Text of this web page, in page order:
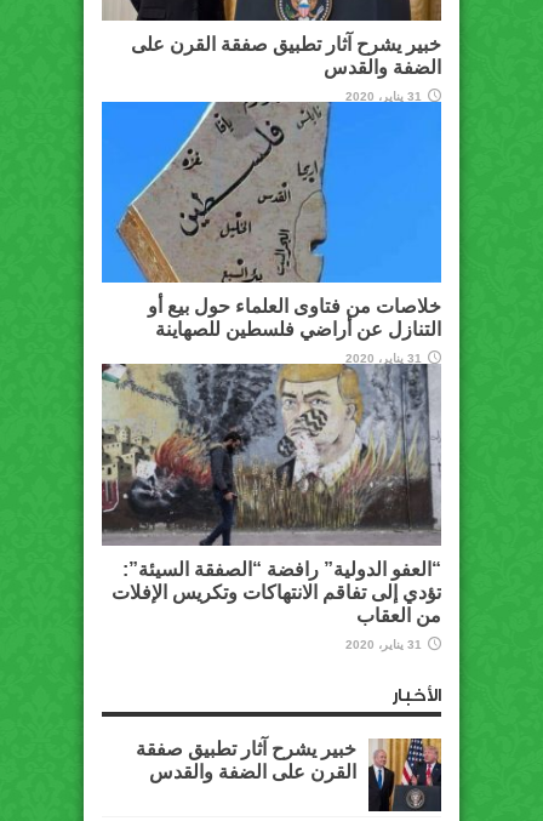
خبير يشرح آثار تطبيق صفقة القرن على
الضفة والقدس
31 يناير، 2020
خلاصات من فتاوى العلماء حول بيع أو
التنازل عن أراضي فلسطين للصهاينة
31 يناير، 2020
“العفو الدولية” رافضة “الصفقة السيئة”:
تؤدي إلى تفاقم الانتهاكات وتكريس الإفلات
من العقاب
31 يناير، 2020
الأخبار
خبير يشرح آثار تطبيق صفقة
القرن على الضفة والقدس